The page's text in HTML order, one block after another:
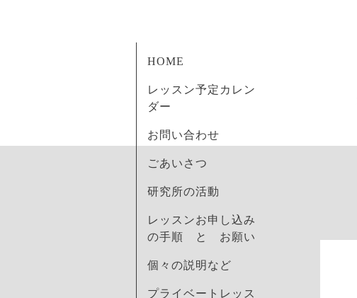
HOME
レッスン予定カレン
ダー
お問い合わせ
ごあいさつ
研究所の活動
レッスンお申し込み
の手順 と お願い
個々の説明など
プライベートレッス